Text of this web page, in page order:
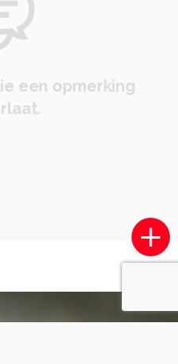
een opmerking